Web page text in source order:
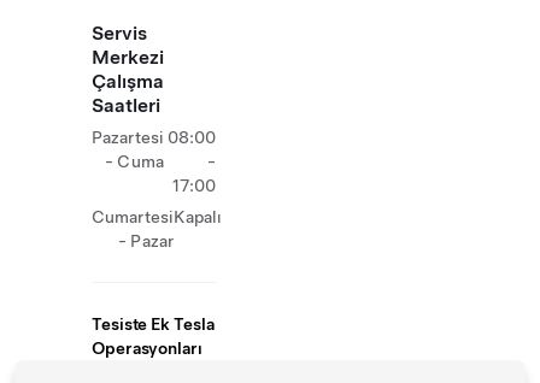
Servis
Merkezi
Çalışma
Saatleri
Pazartesi
- Cuma
08:00
-
17:00
Cumartesi
- Pazar
Kapalı
Tesiste Ek Tesla
Operasyonları